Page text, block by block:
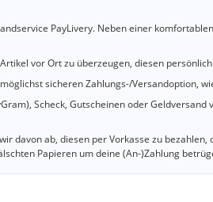
PayLivery. Neben einer
vor Ort zu überzeugen, diesen
sicheren Zahlungs-/Versandoption,
Scheck, Gutscheinen oder
davon ab, diesen per Vorkasse zu
Papieren um deine (An-)Zahlung